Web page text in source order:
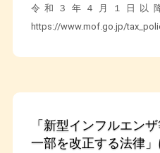
令和３年４月１日以
https://www.mof.go.jp/
「新型インフルエン
一部を改正する法律